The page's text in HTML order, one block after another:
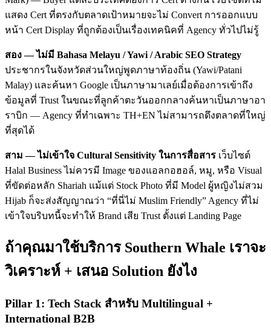
แสดง Cert ที่ตรงกับตลาดเป้าหมายจะไม่ Convert การออกแบบ
หน้า Cert Display ที่ถูกต้องเป็นเรื่องเทคนิคที่ Agency ทั่วไปไม่รู้
สอง — ไม่มี Bahasa Melayu / Yawi / Arabic SEO Strategy
ประชากรในจังหวัดส่วนใหญ่พูดภาษาท้องถิ่น (Yawi/Patani
Malay) และค้นหา Google เป็นภาษามาเลย์เมื่อต้องการเข้าถึง
ข้อมูลที่ Trust ในขณะที่ลูกค้าตะวันออกกลางค้นหาเป็นภาษาอา
ราบิก — Agency ที่ทำเฉพาะ TH+EN ไม่สามารถดึงตลาดที่ใหญ่
ที่สุดได้
สาม — ไม่เข้าใจ Cultural Sensitivity ในการสื่อสาร เว็บไซต์
Halal Business ไม่ควรมี Image ของแอลกอฮอล์, หมู, หรือ Visual
ที่ขัดต่อหลัก Shariah แม้แต่ Stock Photo ที่มี Model ผู้หญิงไม่สวม
Hijab ก็จะส่งสัญญาณว่า “ที่นี่ไม่ Muslim Friendly” Agency ที่ไม่
เข้าใจบริบทนี้จะทำให้ Brand เสีย Trust ตั้งแต่ Landing Page
ถ้าคุณมาใช้บริการ Southern Whale เราจะ
วิเคราะห์ + เสนอ Solution ยังไง
Pillar 1: Tech Stack สำหรับ Multilingual +
International B2B